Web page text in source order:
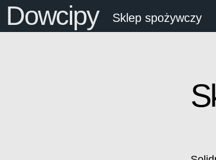
Dowcipy Sklep spożywczy